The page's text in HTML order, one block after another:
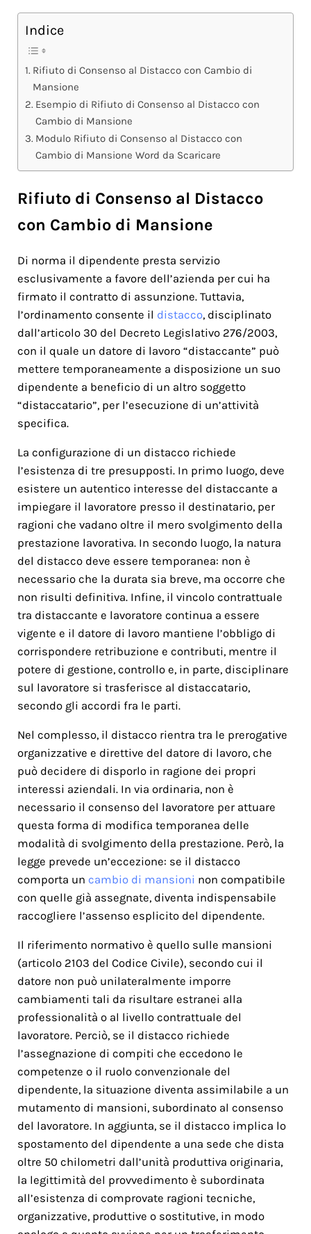
Indice
Rifiuto di Consenso al Distacco con Cambio di
Mansione
Esempio di Rifiuto di Consenso al Distacco con
Cambio di Mansione
Modulo Rifiuto di Consenso al Distacco con
Cambio di Mansione Word da Scaricare
Rifiuto di Consenso al Distacco
con Cambio di Mansione
Di norma il dipendente presta servizio
esclusivamente a favore dell’azienda per cui ha
firmato il contratto di assunzione. Tuttavia,
l’ordinamento consente il distacco, disciplinato
dall’articolo 30 del Decreto Legislativo 276/2003,
con il quale un datore di lavoro “distaccante” può
mettere temporaneamente a disposizione un suo
dipendente a beneficio di un altro soggetto
“distaccatario”, per l’esecuzione di un’attività
specifica.
La configurazione di un distacco richiede
l’esistenza di tre presupposti. In primo luogo, deve
esistere un autentico interesse del distaccante a
impiegare il lavoratore presso il destinatario, per
ragioni che vadano oltre il mero svolgimento della
prestazione lavorativa. In secondo luogo, la natura
del distacco deve essere temporanea: non è
necessario che la durata sia breve, ma occorre che
non risulti definitiva. Infine, il vincolo contrattuale
tra distaccante e lavoratore continua a essere
vigente e il datore di lavoro mantiene l’obbligo di
corrispondere retribuzione e contributi, mentre il
potere di gestione, controllo e, in parte, disciplinare
sul lavoratore si trasferisce al distaccatario,
secondo gli accordi fra le parti.
Nel complesso, il distacco rientra tra le prerogative
organizzative e direttive del datore di lavoro, che
può decidere di disporlo in ragione dei propri
interessi aziendali. In via ordinaria, non è
necessario il consenso del lavoratore per attuare
questa forma di modifica temporanea delle
modalità di svolgimento della prestazione. Però, la
legge prevede un’eccezione: se il distacco
comporta un cambio di mansioni non compatibile
con quelle già assegnate, diventa indispensabile
raccogliere l’assenso esplicito del dipendente.
Il riferimento normativo è quello sulle mansioni
(articolo 2103 del Codice Civile), secondo cui il
datore non può unilateralmente imporre
cambiamenti tali da risultare estranei alla
professionalità o al livello contrattuale del
lavoratore. Perciò, se il distacco richiede
l’assegnazione di compiti che eccedono le
competenze o il ruolo convenzionale del
dipendente, la situazione diventa assimilabile a un
mutamento di mansioni, subordinato al consenso
del lavoratore. In aggiunta, se il distacco implica lo
spostamento del dipendente a una sede che dista
oltre 50 chilometri dall’unità produttiva originaria,
la legittimità del provvedimento è subordinata
all’esistenza di comprovate ragioni tecniche,
organizzative, produttive o sostitutive, in modo